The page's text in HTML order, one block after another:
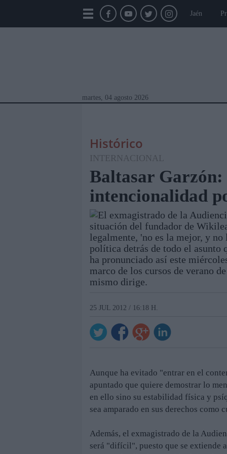
Jaén
martes, 04 agosto 2026
Módulos Portada Jaén Provincia
Histórico
INTERNACIONAL
Baltasar
intencionalidad
El exmagistrado de la
situación del fundador de
legalmente, 'no es la mejor, y
política detrás de todo el asunto
ha pronunciado así este
marco de los cursos de verano
mismo dirige.
25 JUL 2012 / 16:18 H.
Aunque ha evitado "entrar en el
apuntado que quiere demostrar lo
en ello sino su estabilidad física y
sea amparado en sus derechos como
Además, el exmagistrado de la
será "difícil", puesto que se extiende